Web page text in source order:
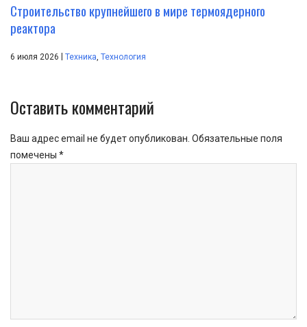
Строительство крупнейшего в мире термоядерного
реактора
6 июля 2026 Техника, Технология
Оставить комментарий
Ваш адрес email не будет опубликован. Обязательные поля
помечены *